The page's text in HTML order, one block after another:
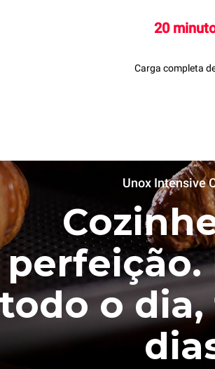
20
Carga completa
Unox Intensive
perfeição.
o dia,